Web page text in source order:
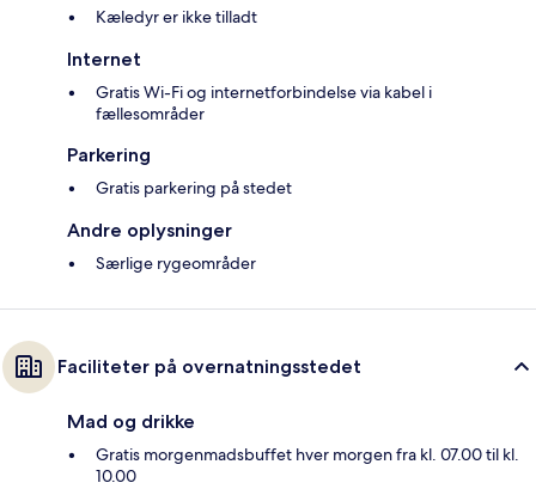
Kæledyr er ikke tilladt
Internet
Gratis Wi-Fi og internetforbindelse via kabel i
fællesområder
Parkering
Gratis parkering på stedet
Andre oplysninger
Særlige rygeområder
Faciliteter på overnatningsstedet
Mad og drikke
Gratis morgenmadsbuffet hver morgen fra kl. 07.00 til kl.
10.00